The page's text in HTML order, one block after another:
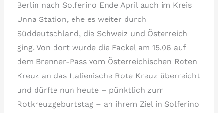
Berlin nach Solferino Ende April auch im Kreis
Unna Station, ehe es weiter durch
Süddeutschland, die Schweiz und Österreich
ging. Von dort wurde die Fackel am 15.06 auf
dem Brenner-Pass vom Österreichischen Roten
Kreuz an das Italienische Rote Kreuz überreicht
und dürfte nun heute – pünktlich zum
Rotkreuzgeburtstag – an ihrem Ziel in Solferino